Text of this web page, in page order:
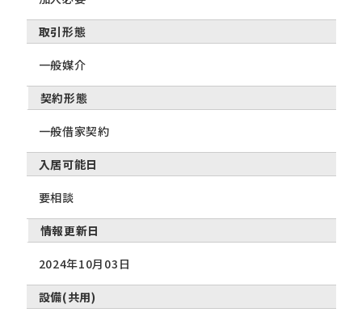
取引形態
一般媒介
契約形態
一般借家契約
入居可能日
要相談
情報更新日
2024年10月03日
設備(共用)